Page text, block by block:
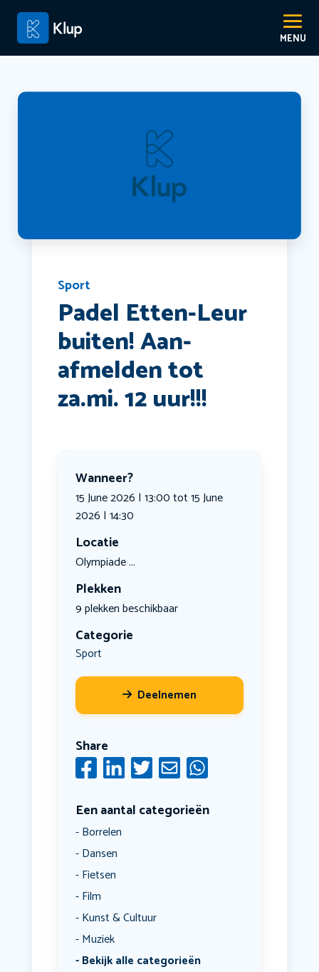
Sport
Padel Etten-Leur
buiten! Aan-
afmelden tot
za.mi. 12 uur!!!
Wanneer?
15 June 2026 | 13:00 tot 15 June
2026 | 14:30
Locatie
Olympiade ...
Plekken
9 plekken beschikbaar
Categorie
Sport
Deelnemen
Share
Een aantal categorieën
Borrelen
Dansen
Fietsen
Film
Kunst & Cultuur
Muziek
Bekijk alle categorieën